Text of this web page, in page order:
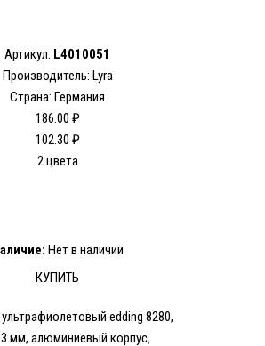
Артикул: L4010051
Производитель: Lyra
Страна: Германия
186.00 ₽
102.30 ₽
2 цвета
Нет в наличии
КУПИТЬ
edding 8280,
мм, алюминиевый корпус,